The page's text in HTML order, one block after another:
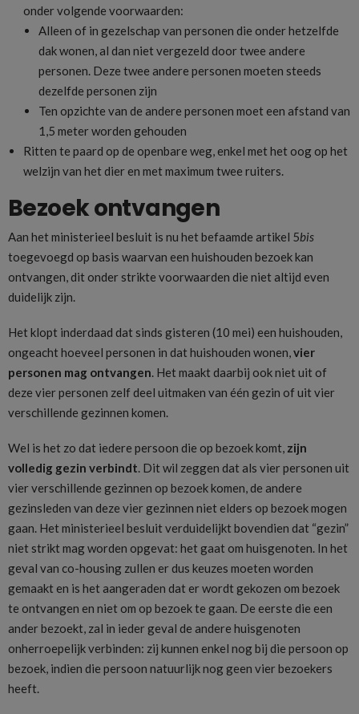
onder volgende voorwaarden:
Alleen of in gezelschap van personen die onder hetzelfde
dak wonen, al dan niet vergezeld door twee andere
personen. Deze twee andere personen moeten steeds
dezelfde personen zijn
Ten opzichte van de andere personen moet een afstand van
1,5 meter worden gehouden
Ritten te paard op de openbare weg, enkel met het oog op het
welzijn van het dier en met maximum twee ruiters.
Bezoek ontvangen
Aan het ministerieel besluit is nu het befaamde artikel 5bis
toegevoegd op basis waarvan een huishouden bezoek kan
ontvangen, dit onder strikte voorwaarden die niet altijd even
duidelijk zijn.
Het klopt inderdaad dat sinds gisteren (10 mei) een huishouden,
ongeacht hoeveel personen in dat huishouden wonen,vier
personen mag ontvangen. Het maakt daarbij ook niet uit of
deze vier personen zelf deel uitmaken van één gezin of uit vier
verschillende gezinnen komen.
Wel is het zo dat iedere persoon die op bezoek komt, zijn
volledig gezin verbindt. Dit wil zeggen dat als vier personen uit
vier verschillende gezinnen op bezoek komen, de andere
gezinsleden van deze vier gezinnen niet elders op bezoek mogen
gaan. Het ministerieel besluit verduidelijkt bovendien dat “gezin”
niet strikt mag worden opgevat: het gaat om huisgenoten. In het
geval van co-housing zullen er dus keuzes moeten worden
gemaakt en is het aangeraden dat er wordt gekozen om bezoek
te ontvangen en niet om op bezoek te gaan. De eerste die een
ander bezoekt, zal in ieder geval de andere huisgenoten
onherroepelijk verbinden: zij kunnen enkel nog bij die persoon op
bezoek, indien die persoon natuurlijk nog geen vier bezoekers
heeft.